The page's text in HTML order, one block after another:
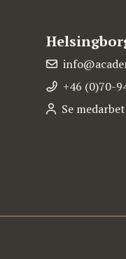
+46 (0)70-
Se